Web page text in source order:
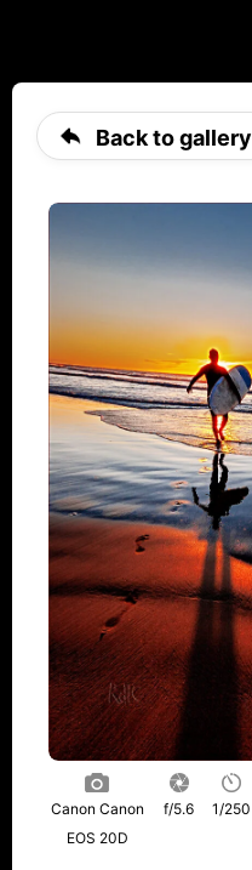
Back to gallery
Canon Canon
EOS 20D
f/5.6 1/250